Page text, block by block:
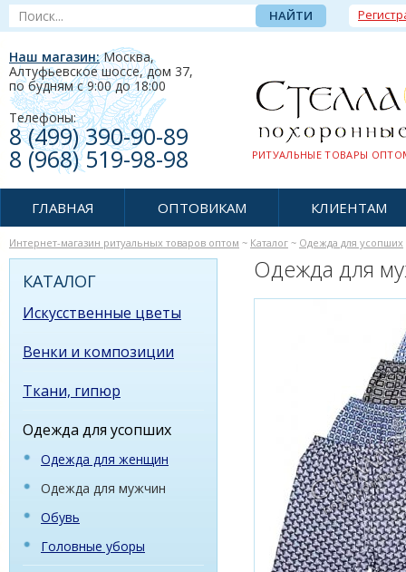
РИТУАЛЬНЫЕ ТОВАРЫ
Наш магазин:Москва,
Алтуфьевское шоссе, дом 37,
по будням c 9:00 до 18:00
Телефоны:
8 (499) 390-90-89
8 (968) 519-98-98
ГЛАВНАЯ ОПТОВИКАМ КЛИЕНТАМ
Интернет-магазин ритуальных товаров оптом ~ Каталог ~ Одежда для усопших
КАТАЛОГ
Искусственные цветы
Венки и композиции
Ткани, гипюр
Одежда для усопших
Одежда для женщин
Одежда для мужчин
Обувь
Головные уборы
Одежда для